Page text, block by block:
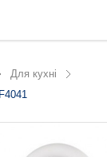
Для кухні